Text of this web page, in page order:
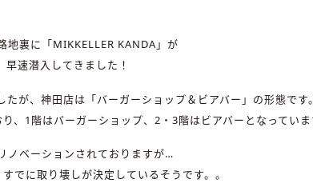
地裏に「MIKKELLER KANDA」が
速潜入してきました！
たが、神田店は「バーガーショップ＆ビアバー」の形態です
、1階はバーガーショップ、2・3階はビアバーとなってい
ノベーションされておりますが…
でに取り壊しが決定しているそうです。。